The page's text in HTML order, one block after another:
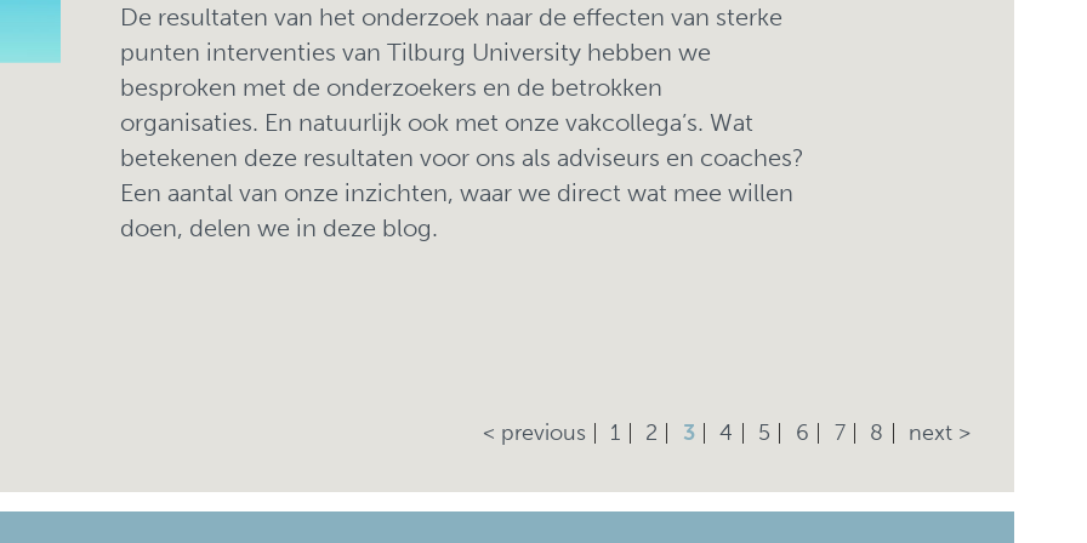
De resultaten van het onderzoek naar de effecten van sterke
punten interventies van Tilburg University hebben we
besproken met de onderzoekers en de betrokken
organisaties. En natuurlijk ook met onze vakcollega’s. Wat
betekenen deze resultaten voor ons als adviseurs en coaches?
Een aantal van onze inzichten, waar we direct wat mee willen
doen, delen we in deze blog.
< previous 1 2 3 4 5 6 7 8 next >